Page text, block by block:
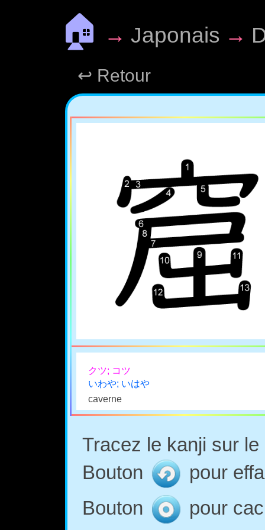
🏠 → Japonais →
↩ Retour
クツ; コツ
いわや; いはや
caverne
Tracez le kanji sur
Bouton
pour
Bouton
pour